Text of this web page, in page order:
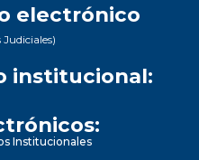
electrónico
Judiciales)
institucional:
Institucionales